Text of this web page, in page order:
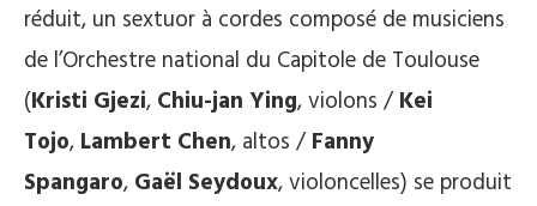
réduit, un sextuor à cordes composé de musiciens
de l’Orchestre national du Capitole de Toulouse
(Kristi Gjezi, Chiu-jan Ying, violons / Kei
Tojo, Lambert Chen, altos / Fanny
Spangaro, Gaël Seydoux, violoncelles) se produit